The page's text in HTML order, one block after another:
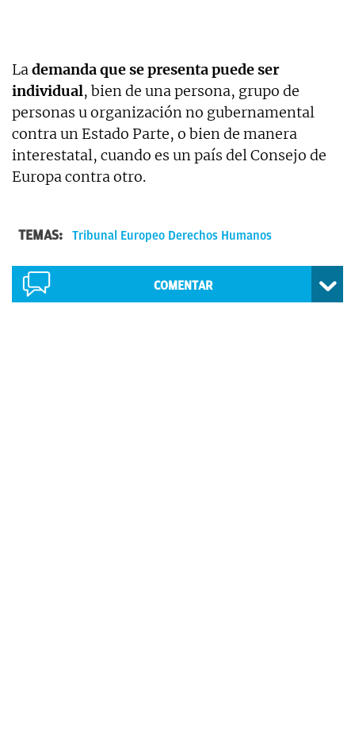
Lademanda que se presenta puede ser
individual, bien de una persona, grupo de
personas u organización no gubernamental
contra un Estado Parte, o bien de manera
interestatal, cuando es un país del Consejo de
Europa contra otro.
TEMAS: Tribunal Europeo Derechos Humanos
COMENTAR